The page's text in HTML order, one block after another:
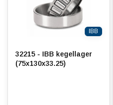
IBB
32215 - IBB kegellager
(75x130x33.25)